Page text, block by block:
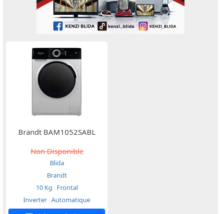
Brandt BAM1052SABL
Non Disponible
Blida
Brandt
10 Kg
Frontal
Inverter Automatique